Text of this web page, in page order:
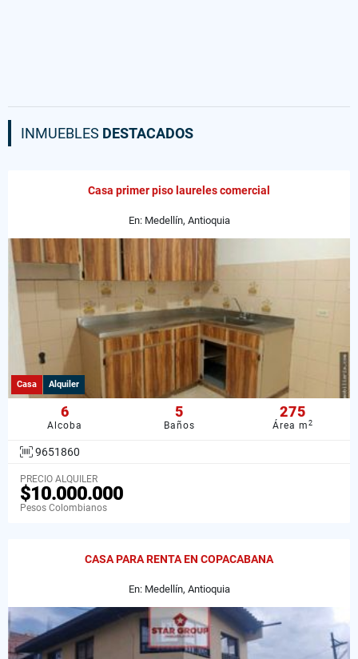
INMUEBLES DESTACADOS
Casa primer piso laureles comercial
En: Medellín, Antioquia
Casa Alquiler
6
Alcoba
5
Baños
275
Área m2
9651860
PRECIO ALQUILER
$10.000.000
Pesos Colombianos
CASA PARA RENTA EN COPACABANA
En: Medellín, Antioquia